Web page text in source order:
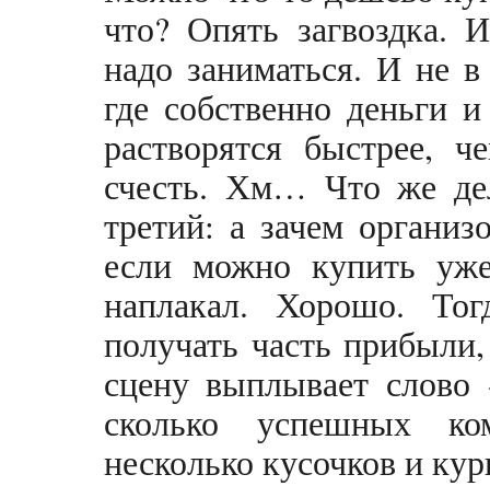
что? Опять загвоздка.
надо заниматься. И не
где собственно деньги
растворятся быстрее,
счесть. Хм… Что же
третий: а зачем
если можно купить
наплакал. Хорошо.
получать часть
сцену выплывает
сколько успешных
несколько кусочков и